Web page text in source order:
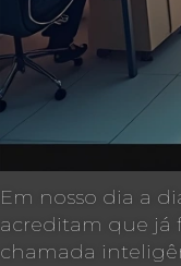
Em nosso dia a
acreditam que já
chamada